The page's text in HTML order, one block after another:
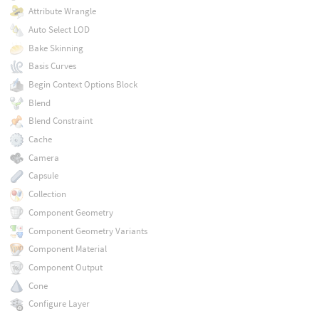
Attribute Wrangle
Auto Select LOD
Bake Skinning
Basis Curves
Begin Context Options Block
Blend
Blend Constraint
Cache
Camera
Capsule
Collection
Component Geometry
Component Geometry Variants
Component Material
Component Output
Cone
Configure Layer